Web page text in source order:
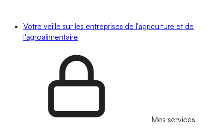
Votre veille sur les entreprises de l'agriculture et de
l'agroalimentaire
Mes services